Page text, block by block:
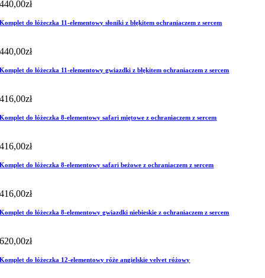
440,00zł
Komplet do łóżeczka 11-elementowy słoniki z błękitem ochraniaczem z sercem
440,00zł
Komplet do łóżeczka 11-elementowy gwiazdki z błękitem ochraniaczem z sercem
416,00zł
Komplet do łóżeczka 8-elementowy safari miętowe z ochraniaczem z sercem
416,00zł
Komplet do łóżeczka 8-elementowy safari beżowe z ochraniaczem z sercem
416,00zł
Komplet do łóżeczka 8-elementowy gwiazdki niebieskie z ochraniaczem z sercem
620,00zł
Komplet do łóżeczka 12-elementowy róże angielskie velvet różowy